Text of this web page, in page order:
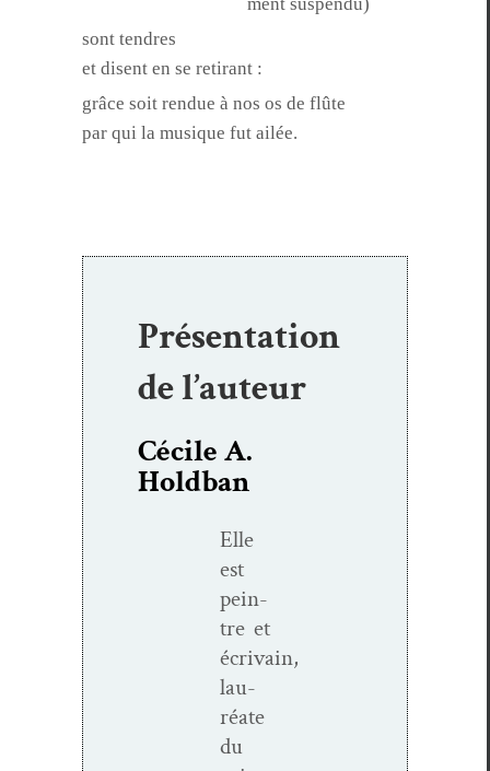
sont ten­dres
et dis­ent en se retirant :
grâce soit ren­due à nos os de flûte
par qui la musique fut ailée.
Présentation
de l’auteur
Cécile A.
Holdban
Elle
est
pein­
tre et
écrivain,
lau­
réate
du